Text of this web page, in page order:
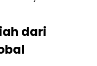
dari